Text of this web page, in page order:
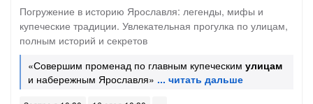
Погружение в историю Ярославля: легенды, мифы и
купеческие традиции. Увлекательная прогулка по улицам,
полным историй и секретов
«Совершим променад по главным купеческим улицам
и набережным Ярославля»